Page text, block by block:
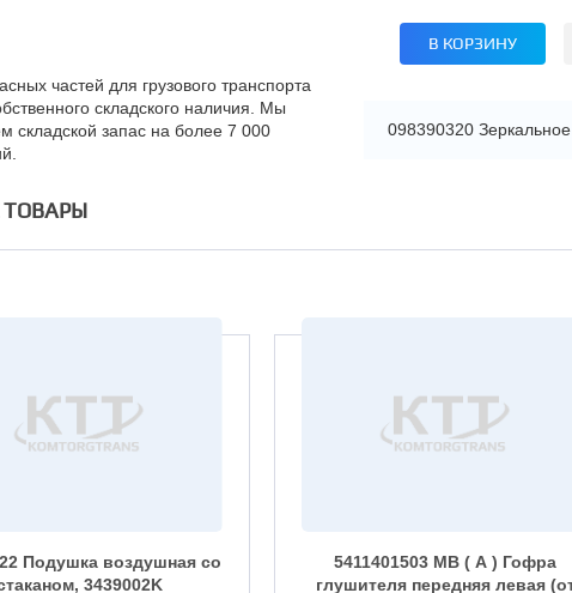
частей для грузового транспорта
складского наличия. Мы
складской запас на более 7 000
В КОРЗИНУ
098390320 Зеркальное
Подушка воздушная со
3439002K
5411401503 MB ( А ) Гофра
глушителя передняя левая